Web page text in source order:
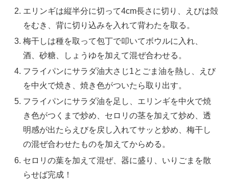
エリンギは縦半分に切って4cm長さに切り、えびは殻
をむき、背に切り込みを入れて背わたを取る。
梅干しは種を取って包丁で叩いてボウルに入れ、
酒、砂糖、しょうゆを加えて混ぜ合わせる。
フライパンにサラダ油大さじ1とごま油を熱し、えび
を中火で焼き、焼き色がついたら取り出す。
フライパンにサラダ油を足し、エリンギを中火で焼
き色がつくまで炒め、セロリの茎を加えて炒め、透
明感が出たらえびを戻し入れてサッと炒め、梅干し
の混ぜ合わせたものを加えてからめる。
セロリの葉を加えて混ぜ、器に盛り、いりごまを散
らせば完成！